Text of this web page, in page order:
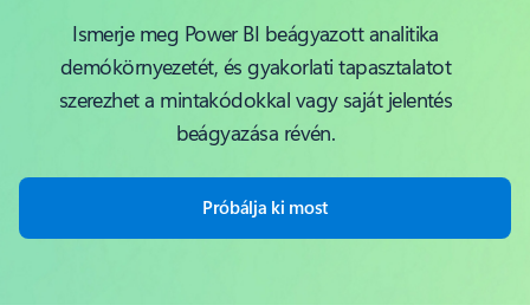
Ismerje meg Power BI beágyazott analitika
demókörnyezetét, és gyakorlati tapasztalatot
szerezhet a mintakódokkal vagy saját jelentés
beágyazása révén.
Próbálja ki most